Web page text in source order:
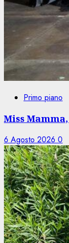
Primo piano
Miss
6 Agosto 2026 0